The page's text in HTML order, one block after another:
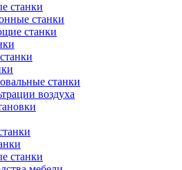
станки
станки
станки
станки
воздуха
станки